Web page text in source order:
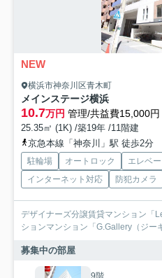
NEW
横浜市神奈川区青木町
メインステージ横浜
10.7万円 管理/共益費15,000円
25.35㎡ (1K) /築19年 /11階建
京急本線「神奈川」駅 徒歩2分
駐輪場 オートロック エレベ
インターネット対応
防犯カメラ
デザイナーズ分譲賃貸マンション「
ションマンション「G.Gallery（ジー
募集中の部屋
9階